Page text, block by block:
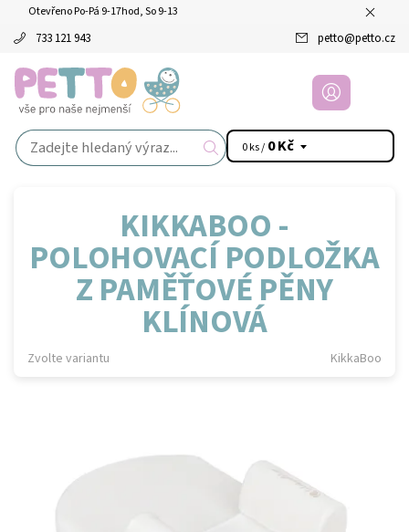
Otevřeno Po-Pá 9-17hod, So 9-13
733 121 943 petto@petto.cz
0 ks / 0 Kč
KIKKABOO -
POLOHOVACÍ PODLOŽKA
Z PAMĚŤOVÉ PĚNY
KLÍNOVÁ
Zvolte variantu KikkaBoo